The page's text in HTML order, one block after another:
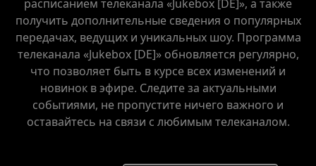
расписанием телеканала «Jukebox [DE]», а также
получить дополнительные сведения о популярных
передачах, ведущих и уникальных шоу. Программа
телеканала «Jukebox [DE]» обновляется регулярно,
что позволяет быть в курсе всех изменений и
новинок в эфире. Следите за актуальными
событиями, не пропустите ничего важного и
оставайтесь на связи с любимым телеканалом.